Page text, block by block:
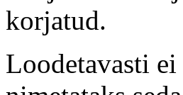
korjatud.
Loodetavasti